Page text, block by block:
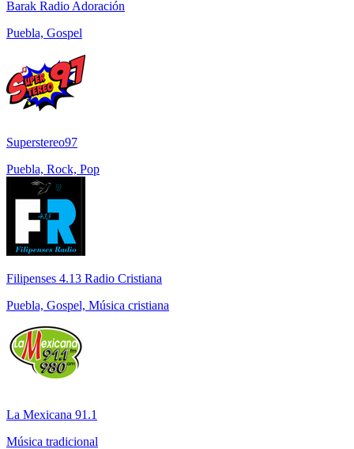
Barak Radio Adoración
Puebla, Gospel
Superstereo97
Puebla, Rock, Pop
Filipenses 4.13 Radio Cristiana
Puebla, Gospel, Música cristiana
La Mexicana 91.1
Música tradicional